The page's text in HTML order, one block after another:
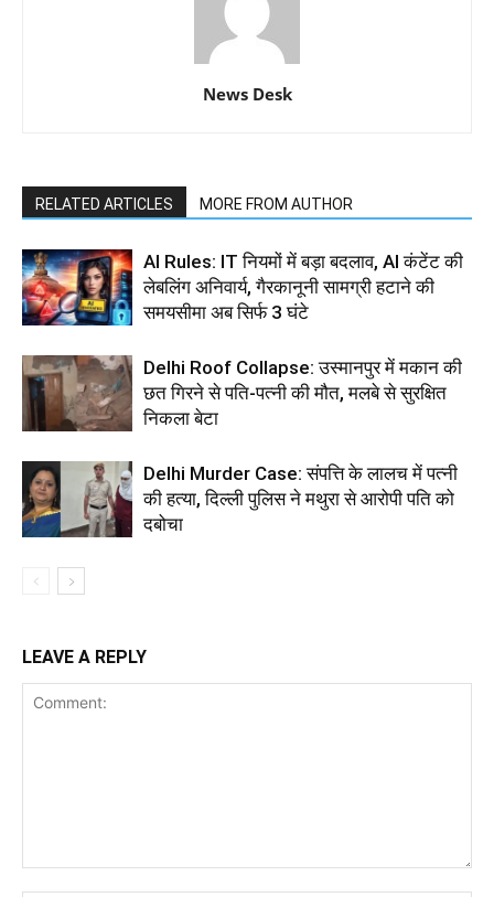
News Desk
RELATED ARTICLES MORE FROM AUTHOR
AI Rules: IT नियमों में बड़ा बदलाव, AI कंटेंट की
लेबलिंग अनिवार्य, गैरकानूनी सामग्री हटाने की
समयसीमा अब सिर्फ 3 घंटे
Delhi Roof Collapse: उस्मानपुर में मकान की
छत गिरने से पति-पत्नी की मौत, मलबे से सुरक्षित
निकला बेटा
Delhi Murder Case: संपत्ति के लालच में पत्नी
की हत्या, दिल्ली पुलिस ने मथुरा से आरोपी पति को
दबोचा
LEAVE A REPLY